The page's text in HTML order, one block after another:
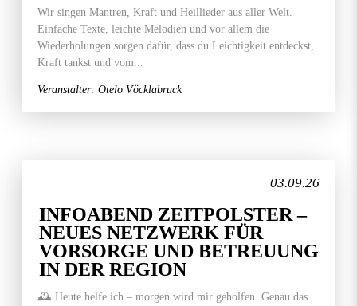
Wir singen Mantren, Kraft und Heillieder aus aller Welt.
Einfache Texte, leichte Melodien und vor allem die
Wiederholungen sorgen dafür, dass du Leichtigkeit entdeckst,
Kraft tankst und vom...
Veranstalter: Otelo Vöcklabruck
03.09.26
INFOABEND ZEITPOLSTER –
NEUES NETZWERK FÜR
VORSORGE UND BETREUUNG
IN DER REGION
🕰️ Heute helfe ich – morgen wird mir geholfen. Genau das